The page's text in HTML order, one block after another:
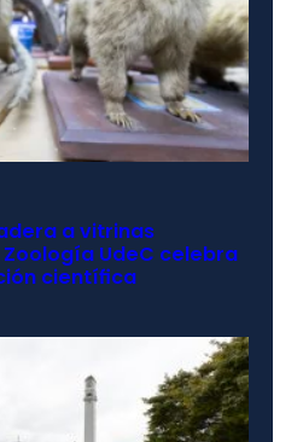
a vitrinas
UdeC celebra
científica